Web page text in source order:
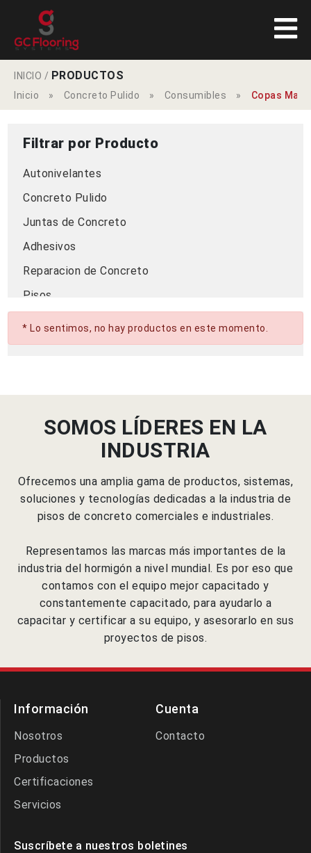
INICIO / PRODUCTOS
Inicio » Concreto Pulido » Consumibles » Copas
Filtrar por Producto
Autonivelantes
Concreto Pulido
Juntas de Concreto
Adhesivos
Reparacion de Concreto
Pisos
Recubrimientos Industriales
* Lo sentimos, no hay productos en este momento.
SOMOS LÍDERES EN LA
INDUSTRIA
Ofrecemos una amplia gama de productos, sistemas,
soluciones y tecnologías dedicadas a la industria de
pisos de concreto comerciales e industriales.
Representamos las marcas más importantes de la
industria del hormigón a nivel mundial. Es por eso que
contamos con el equipo mejor capacitado y
constantemente capacitado, para ayudarlo a
capacitar y certificar a su equipo, y asesorarlo en sus
proyectos de pisos.
Información
Nosotros
Productos
Certificaciones
Servicios
Cuenta
Contacto
Suscríbete a nuestros boletines